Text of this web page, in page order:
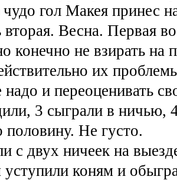
чудо гол Макея принес
вторая. Весна. Первая
конечно не взирать на
их
и переоценивать
3 сыграли в ничью,
половину. Не густо.
с двух ничеек на
уступили коням и